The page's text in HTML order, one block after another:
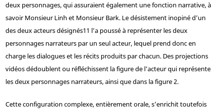
deux personnages, qui assuraient également une fonction narrative, à
savoir Monsieur Linh et Monsieur Bark. Le désistement inopiné d’un
des deux acteurs désignés11 l’a poussé à représenter les deux
personnages narrateurs par un seul acteur, lequel prend donc en
charge les dialogues et les récits produits par chacun. Des projections
vidéos dédoublent ou réfléchissent la figure de l’acteur qui représente
les deux personnages narrateurs, ainsi que dans la figure 2.
Cette configuration complexe, entièrement orale, s’enrichit toutefois